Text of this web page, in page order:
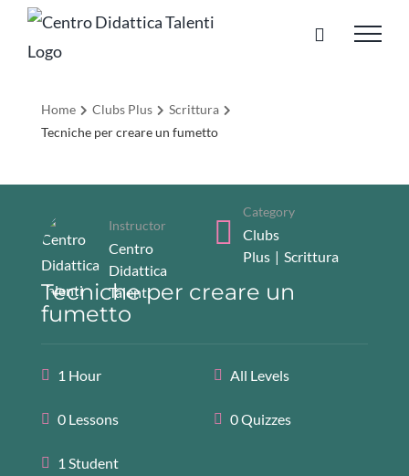
Salta
Home Clubs Plus
Scrittura
Tecniche per creare un fumetto
Instructor
Centro
Didattica
Talenti
Category
Clubs
Plus | Scrittura
Tecniche per creare un
fumetto
1 Hour All Levels
0 Lessons 0 Quizzes
1 Student